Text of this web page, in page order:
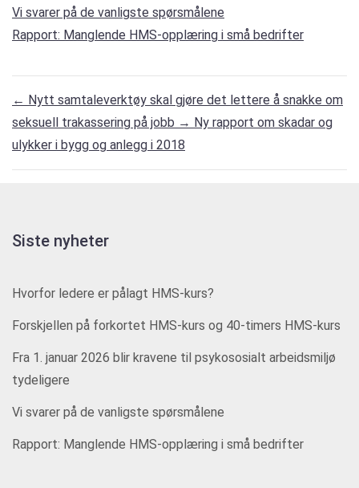
Vi svarer på de vanligste spørsmålene
Rapport: Manglende HMS-opplæring i små bedrifter
← Nytt samtaleverktøy skal gjøre det lettere å snakke om
seksuell trakassering på jobb → Ny rapport om skadar og
ulykker i bygg og anlegg i 2018
Siste nyheter
Hvorfor ledere er pålagt HMS-kurs?
Forskjellen på forkortet HMS-kurs og 40-timers HMS-kurs
Fra 1. januar 2026 blir kravene til psykososialt arbeidsmiljø
tydeligere
Vi svarer på de vanligste spørsmålene
Rapport: Manglende HMS-opplæring i små bedrifter